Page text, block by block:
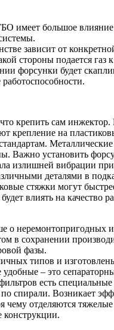
имеет большое
зависит от
стороны подается газ
форсунки будет
крепить сам инжектор.
крепление на
Важно установить
излишней вибрации при
деталями в
стяжки могут
влиять на качество
о неремонтопригодных
в сохранении
фазы.
типов и
– это
есть
спирали. Возникает
чему отделяются
конструкции.